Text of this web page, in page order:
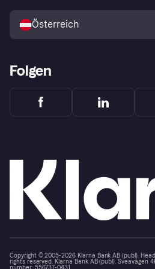
Österreich
Folgen
Copyright © 2005-2026 Klarna Bank AB (publ).
rights reserved. Klarna Bank AB (publ). Sveavägen